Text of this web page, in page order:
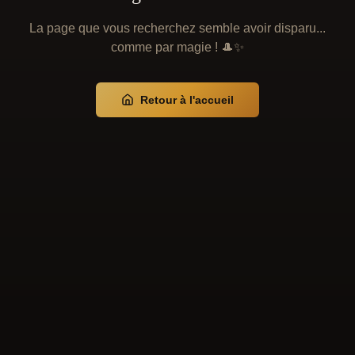
La page que vous recherchez semble avoir disparu...
comme par magie ! 🎩✨
Retour à l'accueil